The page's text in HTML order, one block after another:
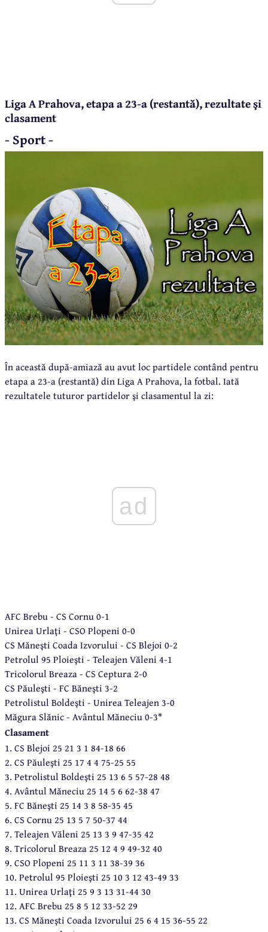
Liga A Prahova, etapa a 23-a (restantă), rezultate şi
clasament
- Sport -
În această după-amiază au avut loc partidele contând pentru
etapa a 23-a (restantă) din Liga A Prahova, la fotbal. Iată
rezultatele tuturor partidelor şi clasamentul la zi:
ad
AFC Brebu - CS Cornu 0-1
Unirea Urlaţi - CSO Plopeni 0-0
CS Măneşti Coada Izvorului - CS Blejoi 0-2
Petrolul 95 Ploieşti - Teleajen Văleni 4-1
Tricolorul Breaza - CS Ceptura 2-0
CS Păuleşti - FC Băneşti 3-2
Petrolistul Boldeşti - Unirea Teleajen 3-0
Măgura Slănic - Avântul Măneciu 0-3*
Clasament
1. CS Blejoi 25 21 3 1 84-18 66
2. CS Păuleşti 25 17 4 4 75-25 55
3. Petrolistul Boldeşti 25 13 6 5 57-28 48
4. Avântul Măneciu 25 14 5 6 62-38 47
5. FC Băneşti 25 14 3 8 58-35 45
6. CS Cornu 25 13 5 7 50-37 44
7. Teleajen Văleni 25 13 3 9 47-35 42
8. Tricolorul Breaza 25 12 4 9 49-32 40
9. CSO Plopeni 25 11 3 11 38-39 36
10. Petrolul 95 Ploieşti 25 10 3 12 43-49 33
11. Unirea Urlaţi 25 9 3 13 31-44 30
12. AFC Brebu 25 8 5 12 33-52 29
13. CS Măneşti Coada Izvorului 25 6 4 15 36-55 22